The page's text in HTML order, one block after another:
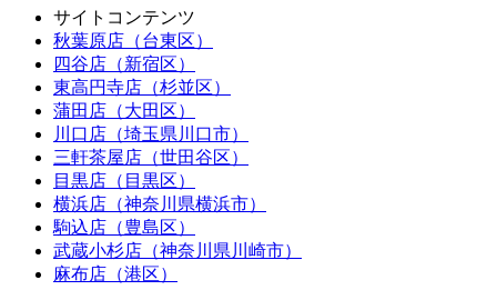
サイトコンテンツ
秋葉原店（台東区）
四谷店（新宿区）
東高円寺店（杉並区）
蒲田店（大田区）
川口店（埼玉県川口市）
三軒茶屋店（世田谷区）
目黒店（目黒区）
横浜店（神奈川県横浜市）
駒込店（豊島区）
武蔵小杉店（神奈川県川崎市）
麻布店（港区）